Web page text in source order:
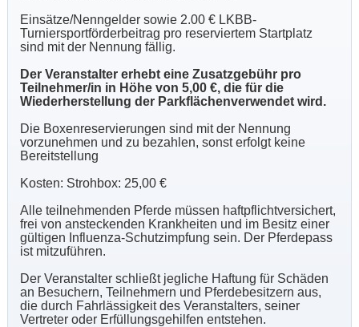
Einsätze/Nenngelder sowie 2.00 € LKBB-
Turniersportförderbeitrag pro reserviertem Startplatz
sind mit der Nennung fällig.
Der Veranstalter erhebt eine Zusatzgebühr pro
Teilnehmer/in in Höhe von 5,00 €, die für die
Wiederherstellung der Parkflächenverwendet wird.
Die Boxenreservierungen sind mit der Nennung
vorzunehmen und zu bezahlen, sonst erfolgt keine
Bereitstellung
Kosten: Strohbox: 25,00 €
Alle teilnehmenden Pferde müssen haftpflichtversichert,
frei von ansteckenden Krankheiten und im Besitz einer
gültigen Influenza-Schutzimpfung sein. Der Pferdepass
ist mitzuführen.
Der Veranstalter schließt jegliche Haftung für Schäden
an Besuchern, Teilnehmern und Pferdebesitzern aus,
die durch Fahrlässigkeit des Veranstalters, seiner
Vertreter oder Erfüllungsgehilfen entstehen.